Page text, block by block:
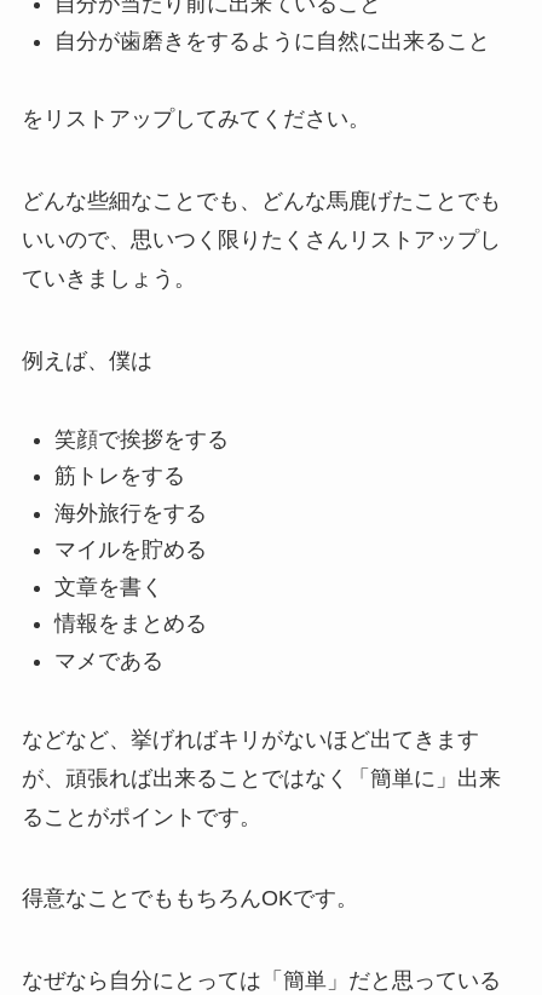
自分が歯磨きをするように自然に出来ること
をリストアップしてみてください。
どんな些細なことでも、どんな馬鹿げたことでも
いいので、思いつく限りたくさんリストアップし
ていきましょう。
例えば、僕は
笑顔で挨拶をする
筋トレをする
海外旅行をする
マイルを貯める
文章を書く
情報をまとめる
マメである
などなど、挙げればキリがないほど出てきます
が、頑張れば出来ることではなく「簡単に」出来
ることがポイントです。
得意なことでももちろんOKです。
なぜなら自分にとっては「簡単」だと思っている